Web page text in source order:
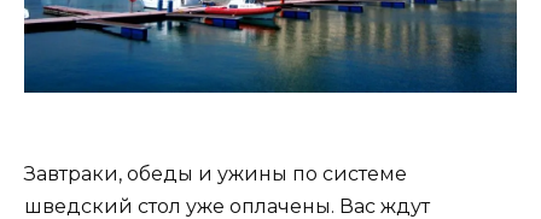
Завтраки, обеды и ужины по системе
шведский стол уже оплачены. Вас ждут